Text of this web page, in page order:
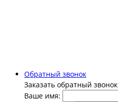
Обратный звонок
Заказать обратный звонок
Ваше имя: